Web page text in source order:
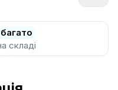
багато
складі